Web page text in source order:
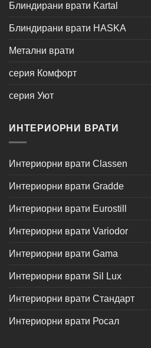
Блиндирани врати Kartal
Блиндирани врати HASKA
Метални врати
серия Комфорт
серия Уют
ИНТЕРИОРНИ ВРАТИ
Интериорни врати Classen
Интериорни врати Gradde
Интериорни врати Eurostill
Интериорни врати Variodor
Интериорни врати Gama
Интериорни врати Sil Lux
Интериорни врати Стандарт
Интериорни врати Росал